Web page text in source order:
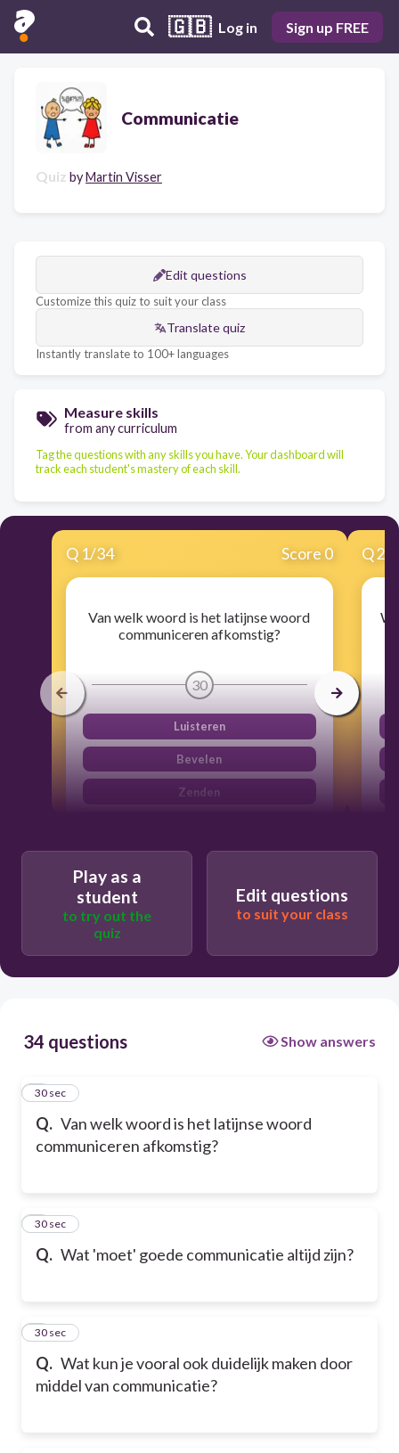
🇬🇧 Log in Sign up FREE
Communicatie
Quiz byMartin Visser
Edit questions
Customize this quiz to suit your class
Translate quiz
Instantly translate to 100+ languages
Measure skills
from any curriculum
Tag the questions with any skills you have. Your dashboard will
track each student's mastery of each skill.
Q 1/34 Score 0
Van welk woord is het latijnse woord
communiceren afkomstig?
30
Luisteren
Bevelen
Zenden
Q2
Play as a
student
to try out the
quiz
Edit questions
to suit your class
34 questions Show answers
Q. Van welk woord is het latijnse woord
communiceren afkomstig?
1
30 sec
Q. Wat 'moet' goede communicatie altijd zijn?
2
30 sec
Q. Wat kun je vooral ook duidelijk maken door
middel van communicatie?
3
30 sec